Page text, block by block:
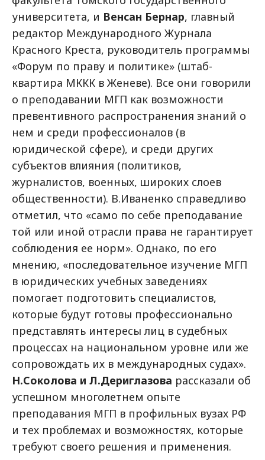
университета, и Венсан Бернар, главный
редактор Международного Журнала
Красного Креста, руководитель программы
«Форум по праву и политике» (штаб-
квартира МККК в Женеве). Все они говорили
о преподавании МГП как возможности
превентивного распространения знаний о
нем и среди профессионалов (в
юридической сфере), и среди других
субъектов влияния (политиков,
журналистов, военных, широких слоев
общественности). В.Иваненко справедливо
отметил, что «само по себе преподавание
той или иной отрасли права не гарантирует
соблюдения ее норм». Однако, по его
мнению, «последовательное изучение МГП
в юридических учебных заведениях
помогает подготовить специалистов,
которые будут готовы профессионально
представлять интересы лиц в судебных
процессах на национальном уровне или же
сопровождать их в международных судах».
Н.Соколова и Л.Дериглазова рассказали об
успешном многолетнем опыте
преподавания МГП в профильных вузах РФ
и тех проблемах и возможностях, которые
требуют своего решения и применения.